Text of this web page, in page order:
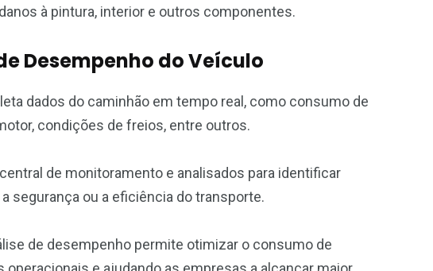
à pintura, interior e outros componentes.
Desempenho do Veículo
dados do caminhão em tempo real, como consumo de
condições de freios, entre outros.
de monitoramento e analisados para identificar
segurança ou a eficiência do transporte.
de desempenho permite otimizar o consumo de